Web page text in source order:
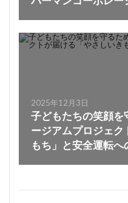
2025年12月3日
子どもたちの笑顔を
ージアムプロジェク
もち」と安全運転へ